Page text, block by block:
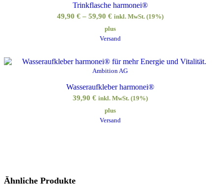
Trinkflasche harmonei®
49,90 €– 59,90 € inkl. MwSt. (19%)
plus
Versand
Ambition AG
Wasseraufkleber harmonei®
39,90 € inkl. MwSt. (19%)
plus
Versand
Ähnliche Produkte